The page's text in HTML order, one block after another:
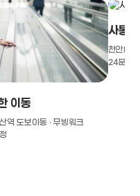
이동
역 도보이동 · 무빙워크
사통
천안IC(
24분